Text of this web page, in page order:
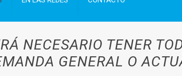
NECESARIO TENER
GENERAL O